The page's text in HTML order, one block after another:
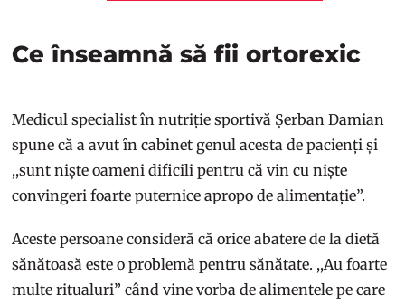
Ce înseamnă să fii ortorexic
Medicul specialist în nutriție sportivă Șerban Damian
spune că a avut în cabinet genul acesta de pacienți și
,,sunt niște oameni dificili pentru că vin cu niște
convingeri foarte puternice apropo de alimentație”.
Aceste persoane consideră că orice abatere de la dietă
sănătoasă este o problemă pentru sănătate. ,,Au foarte
multe ritualuri” când vine vorba de alimentele pe care